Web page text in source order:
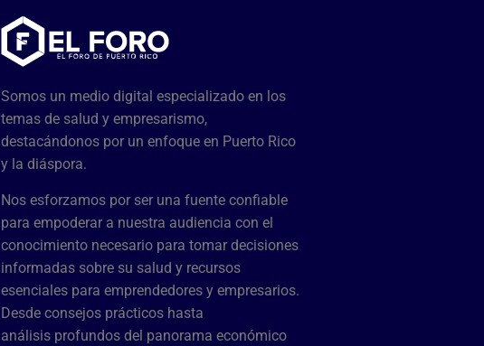
Somos un medio digital especializado en los
temas de salud y empresarismo,
destacándonos por un enfoque en Puerto Rico
y la diáspora.
Nos esforzamos por ser una fuente confiable
para empoderar a nuestra audiencia con el
conocimiento necesario para tomar decisiones
informadas sobre su salud y recursos
esenciales para emprendedores y empresarios.
Desde consejos prácticos hasta
análisis profundos del panorama económico